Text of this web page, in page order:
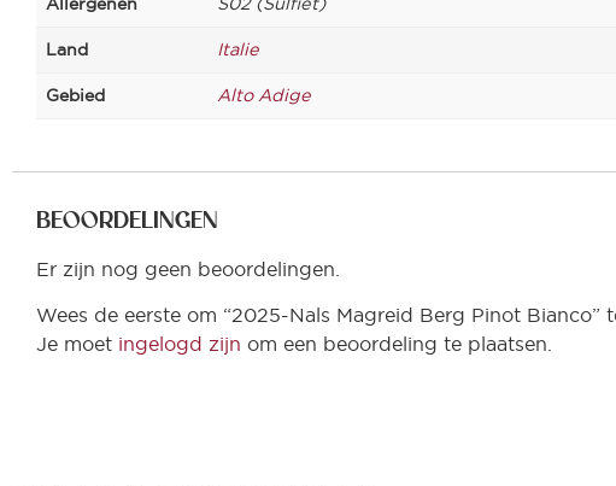
Land Italie
Gebied Alto Adige
BEOORDELINGEN
Er zijn nog geen beoordelingen.
Wees de eerste om “2025-Nals Magreid Berg Pinot Bianco”
Je moet ingelogd zijn om een beoordeling te plaatsen.